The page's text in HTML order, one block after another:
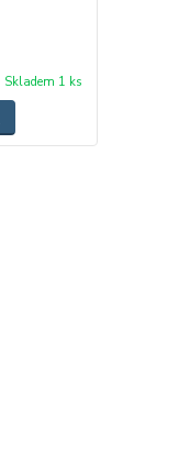
Skladem 1 ks